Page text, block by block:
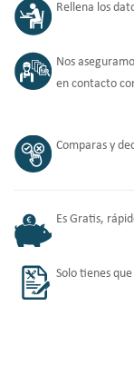
Rellena los
Nos
en contacto
Comparas y
Es Gratis,
Solo tienes